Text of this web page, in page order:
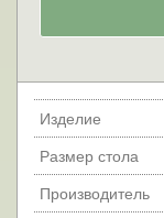
Изделие
Размер стола
Производитель